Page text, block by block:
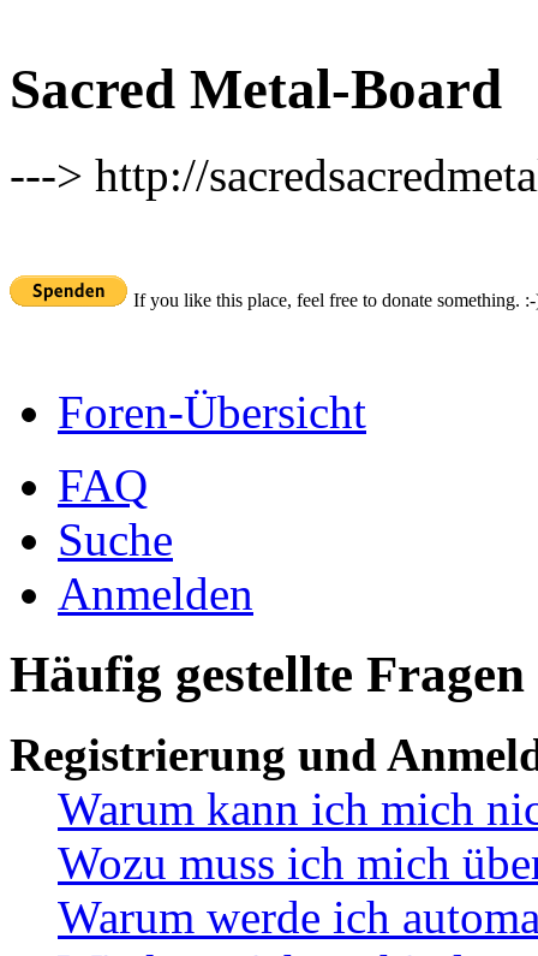
Sacred Metal-Board
---> http://
If you like this place, feel free to donate something.
Foren-Übersicht
FAQ
Suche
Anmelden
Häufig gestellte Fragen
Registrierung und
Warum kann ich mich
Wozu muss ich mich
Warum werde ich